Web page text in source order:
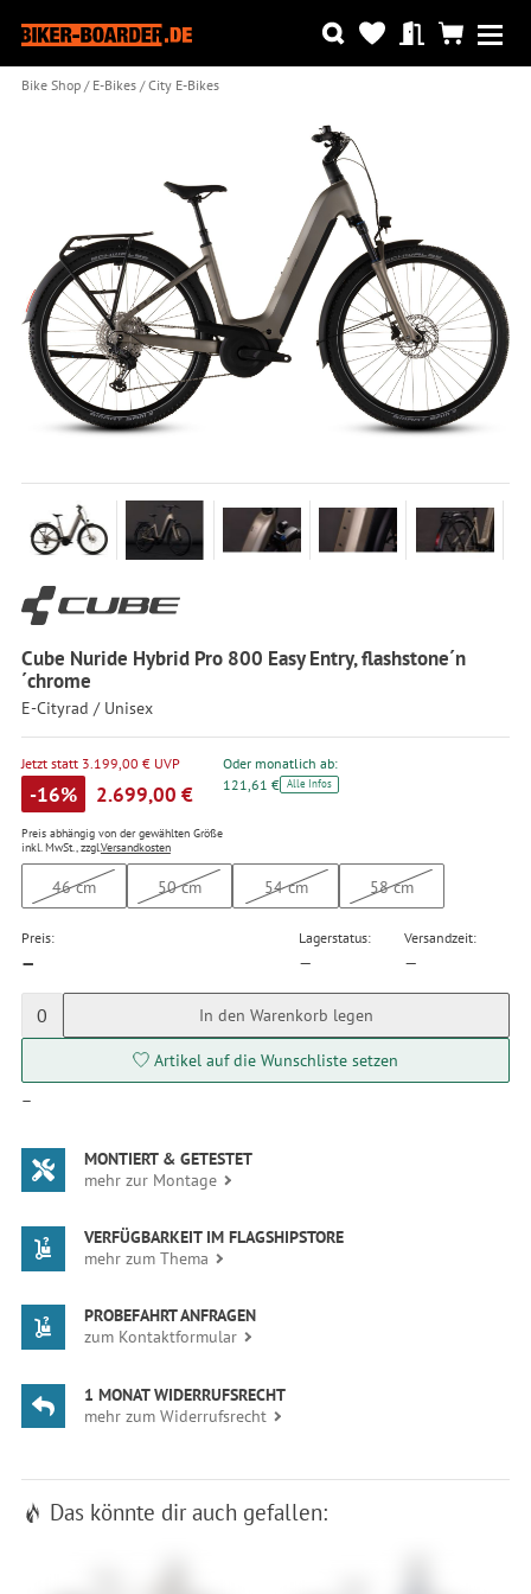
Bike Shop E-Bikes City E-Bikes
Cube Nuride Hybrid Pro 800 Easy Entry, flashstone´n
´chrome
E-Cityrad / Unisex
Jetzt statt 3.199,00 € UVP
-16% 2.699,00 €
Preis abhängig von der gewählten Größe
inkl. MwSt., zzgl.Versandkosten
Oder monatlich ab:
121,61 € Alle Infos
46 cm 50 cm 54 cm 58 cm
Preis:
—
Lagerstatus:
—
Versandzeit:
—
0 In den Warenkorb legen
Artikel auf die Wunschliste setzen
—
MONTIERT & GETESTET
mehr zur Montage
VERFÜGBARKEIT IM FLAGSHIPSTORE
mehr zum Thema
PROBEFAHRT ANFRAGEN
zum Kontaktformular
1 MONAT WIDERRUFSRECHT
mehr zum Widerrufsrecht
Das könnte dir auch gefallen: